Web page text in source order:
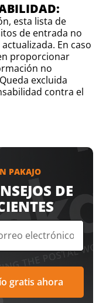
esta lista de
de entrada no
En caso
proporcionar
no
excluida
contra el
PAKAJO
DE